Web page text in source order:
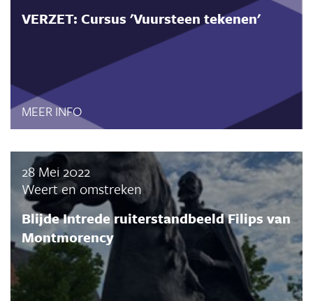
VERZET: Cursus 'Vuursteen tekenen'
MEER INFO
28 Mei 2022
Weert en omstreken
Blijde Intrede ruiterstandbeeld Filips van
Montmorency